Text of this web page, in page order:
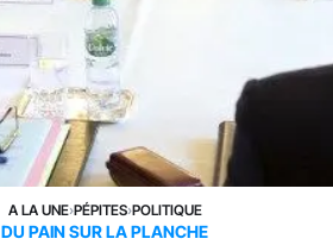
A LA UNE›PÉPITES›POLITIQUE
DU PAIN SUR LA PLANCHE